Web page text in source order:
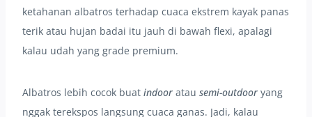
ketahanan albatros terhadap cuaca ekstrem kayak panas
terik atau hujan badai itu jauh di bawah flexi, apalagi
kalau udah yang grade premium.
Albatros lebih cocok buat indoor atau semi-outdoor yang
nggak terekspos langsung cuaca ganas. Jadi, kalau